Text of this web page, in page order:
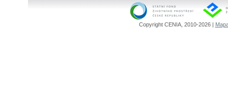
Copyright CENIA, 2010-2026 |